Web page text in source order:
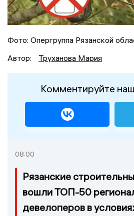
Фото: Опергруппа Рязанской
Автор:
Труханова Мария
Комментируйте
08:00
Рязанские
вошли ТОП-50
девелоперов в